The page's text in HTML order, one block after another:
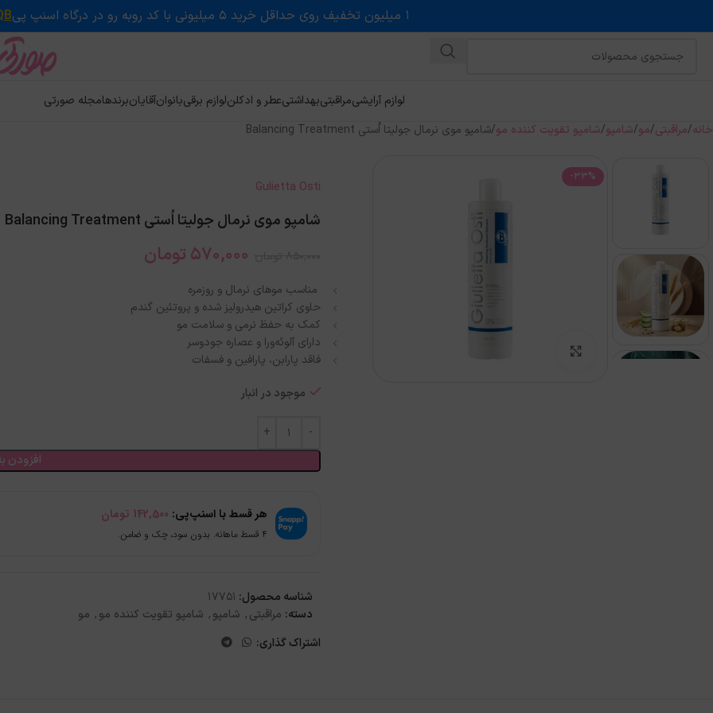
۱ میلیون تخفیف روی حداقل خرید ۵ میلیونی با کد روبه رو در درگاه اسنپ پی
لوازم آرایشیمراقبتیبهداشتیعطر و ادکلنلوازم برقیبانوانآقایانبرندهامجله صورتی
خانه مراقبتی مو شامپو شامپو تقویت کننده مو شامپو موی نرمال جولیتا اُستی Balancing Treatment
-33%
Gulietta Osti
شامپو موی نرمال جولیتا اُستی Balancing Treatment
570,000 تومان
مناسب موهای نرمال و روزمره
حاوی کراتین هیدرولیز شده و پروتئین گندم
کمک به حفظ نرمی و سلامت مو
دارای آلوئه‌ورا و عصاره جودوسر
فاقد پارابن، پارافین و فسفات
موجود در انبار
افزودن
هر قسط با اسنپ‌پی: 142,500 تومان
۴ قسط ماهانه. بدون سود، چک و ضامن.
شناسه محصول: 17751
دسته: مراقبتی, شامپو, شامپو تقویت کننده مو, مو
اشتراک گذاری: